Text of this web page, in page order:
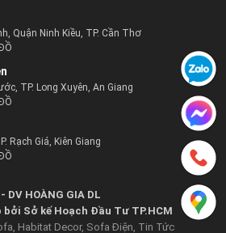
Quận Ninh Kiều, TP. Cần Thơ
TP. Long Xuyên, An Giang
Rạch Giá, Kiên Giang
DV HOÀNG GIA DL
bởi Sở kế Hoạch Đầu Tư TP.HCM
Habitat Decor, Sofa Điện Tin Tức